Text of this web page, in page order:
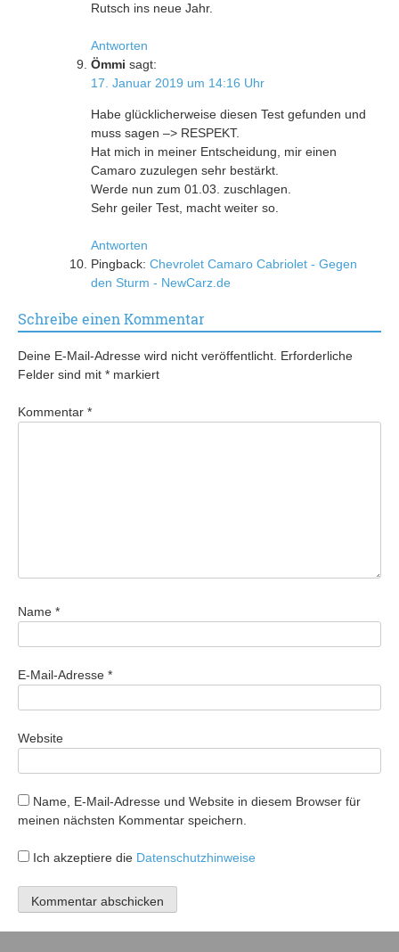
Rutsch ins neue Jahr.
Antworten
Ömmi sagt:
17. Januar 2019 um 14:16 Uhr
Habe glücklicherweise diesen Test gefunden und
muss sagen –> RESPEKT.
Hat mich in meiner Entscheidung, mir einen
Camaro zuzulegen sehr bestärkt.
Werde nun zum 01.03. zuschlagen.
Sehr geiler Test, macht weiter so.
Antworten
Pingback: Chevrolet Camaro Cabriolet - Gegen
den Sturm - NewCarz.de
Schreibe einen Kommentar
Deine E-Mail-Adresse wird nicht veröffentlicht. Erforderliche
Felder sind mit * markiert
Kommentar *
Name *
E-Mail-Adresse *
Website
Name, E-Mail-Adresse und Website in diesem Browser für
meinen nächsten Kommentar speichern.
Ich akzeptiere die Datenschutzhinweise